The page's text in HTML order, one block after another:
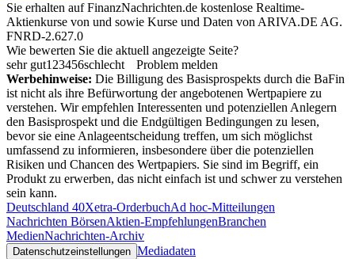
Sie erhalten auf FinanzNachrichten.de kostenlose Realtime-
Aktienkurse von und sowie Kurse und Daten von ARIVA.DE AG.
FNRD-2.627.0
Wie bewerten Sie die aktuell angezeigte Seite?
sehr gut1 23456schlecht
Problem melden
Werbehinweise: Die Billigung des Basisprospekts durch die BaFin
ist nicht als ihre Befürwortung der angebotenen Wertpapiere zu
verstehen. Wir empfehlen Interessenten und potenziellen Anlegern
den Basisprospekt und die Endgültigen Bedingungen zu lesen,
bevor sie eine Anlageentscheidung treffen, um sich möglichst
umfassend zu informieren, insbesondere über die potenziellen
Risiken und Chancen des Wertpapiers. Sie sind im Begriff, ein
Produkt zu erwerben, das nicht einfach ist und schwer zu verstehen
sein kann.
Deutschland 40Xetra-OrderbuchAd hoc-Mitteilungen
Nachrichten BörsenAktien-EmpfehlungenBranchen
MedienNachrichten-Archiv
Datenschutzeinstellungen Mediadaten